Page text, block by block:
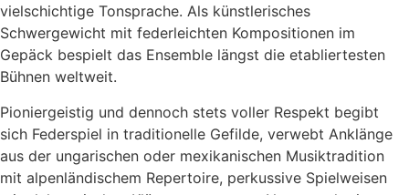
vielschichtige Tonsprache. Als künstlerisches
Schwergewicht mit federleichten Kompositionen im
Gepäck bespielt das Ensemble längst die etabliertesten
Bühnen weltweit.
Pioniergeistig und dennoch stets voller Respekt begibt
sich Federspiel in traditionelle Gefilde, verwebt Anklänge
aus der ungarischen oder mexikanischen Musiktradition
mit alpenländischem Repertoire, perkussive Spielweisen